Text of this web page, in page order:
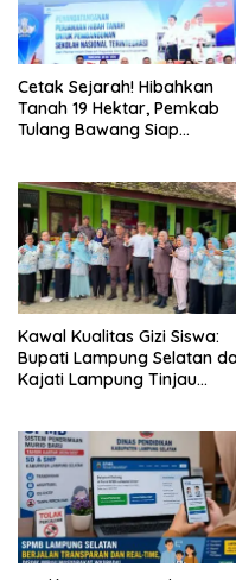
Cetak Sejarah! Hibahkan
Tanah 19 Hektar, Pemkab
Tulang Bawang Siap
Lampung
Kawal Kualitas Gizi Siswa:
Bupati Lampung Selatan
Kajati Lampung Tinjau